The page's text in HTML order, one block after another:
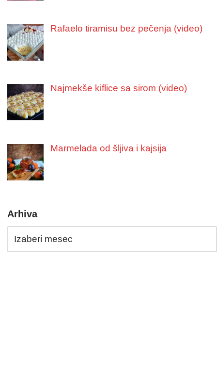
Rafaelo tiramisu bez pečenja (video)
Najmekše kiflice sa sirom (video)
Marmelada od šljiva i kajsija
Arhiva